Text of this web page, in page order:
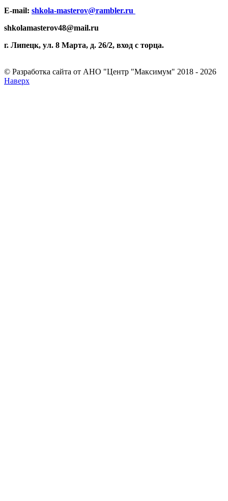
E-mail: shkola-masterov@rambler.ru
shkolamasterov48@mail.ru
г. Липецк, ул. 8 Марта, д. 26/2, вход с торца.
© Разработка сайта от АНО "Центр "Максимум" 2018 - 2026
Наверх